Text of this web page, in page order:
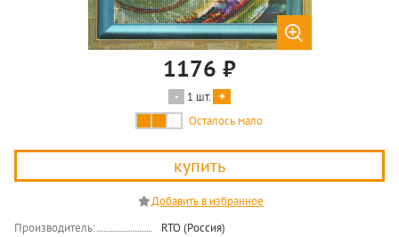
1176 ₽
1 шт.
купить
Производитель:
RTO (Россия)